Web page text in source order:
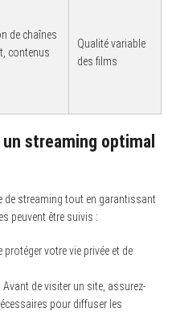
de chaînes
contenus
Qualité variable
des films
streaming optimal
de streaming tout en garantissant
peuvent être suivis :
protéger votre vie privée et de
Avant de visiter un site, assurez-
pour diffuser les